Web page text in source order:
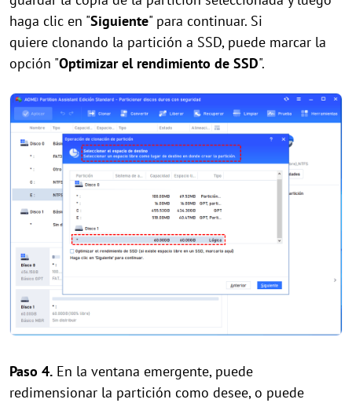
haga clic en "Siguiente" para continuar. Si
quiere clonando la partición a SSD, puede marcar la
opción "Optimizar el rendimiento de SSD".
Paso 4. En la ventana emergente, puede
redimensionar la partición como desee, o puede